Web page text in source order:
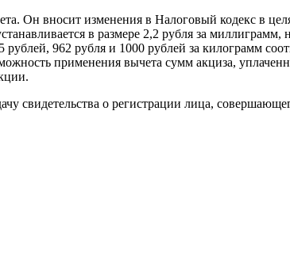
Он вносит изменения в Налоговый кодекс в
в размере 2,2 рубля за миллиграмм,
962 рубля и 1000 рублей за килограмм
применения вычета сумм акциза,
свидетельства о регистрации лица,